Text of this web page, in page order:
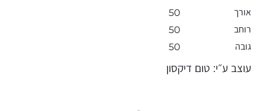
אורך
50
רוחב
50
גובה
50
עוצב ע״י: טום דיקסון